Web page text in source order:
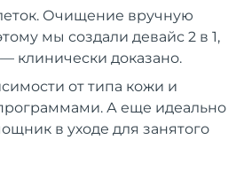
Очищение вручную
мы создали девайс 2 в 1,
клинически доказано.
от типа кожи и
А еще идеально
в уходе для занятого